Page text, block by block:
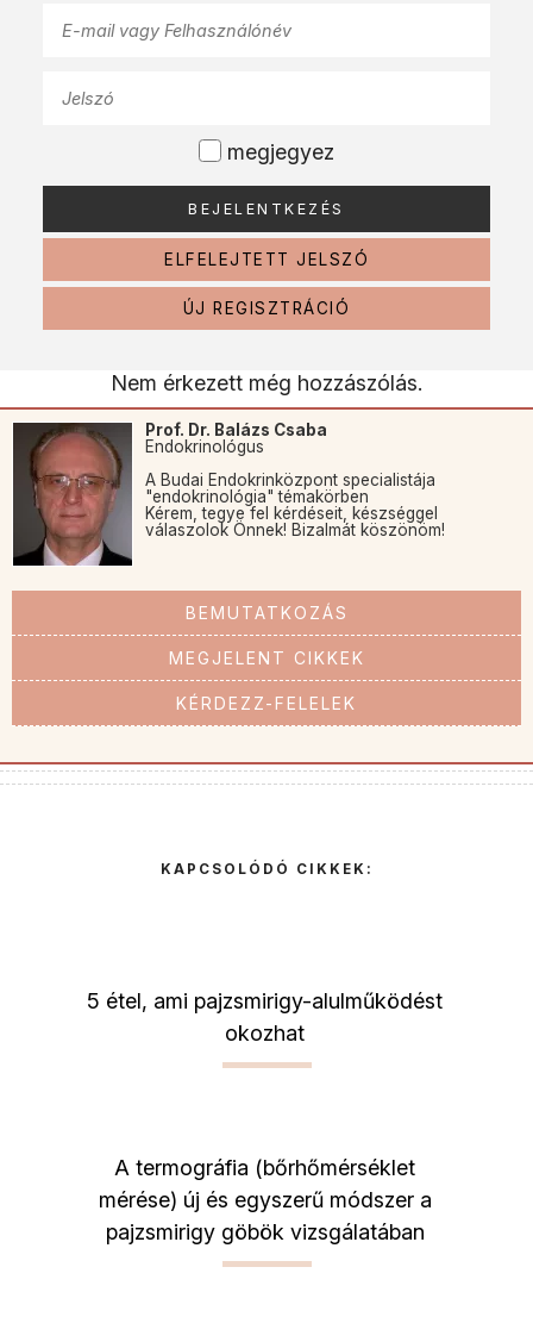
megjegyez
ELFELEJTETT JELSZÓ
ÚJ REGISZTRÁCIÓ
Nem érkezett még hozzászólás.
Prof. Dr. Balázs Csaba
Endokrinológus
A Budai Endokrinközpont specialistája
"endokrinológia" témakörben
Kérem, tegye fel kérdéseit, készséggel
válaszolok Önnek! Bizalmát köszönöm!
BEMUTATKOZÁS
MEGJELENT CIKKEK
KÉRDEZZ-FELELEK
KAPCSOLÓDÓ CIKKEK:
5 étel, ami pajzsmirigy-alulműködést
okozhat
A termográfia (bőrhőmérséklet
mérése) új és egyszerű módszer a
pajzsmirigy göbök vizsgálatában